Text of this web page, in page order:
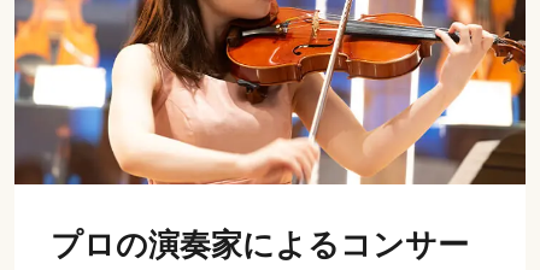
プロの演奏家によるコンサー